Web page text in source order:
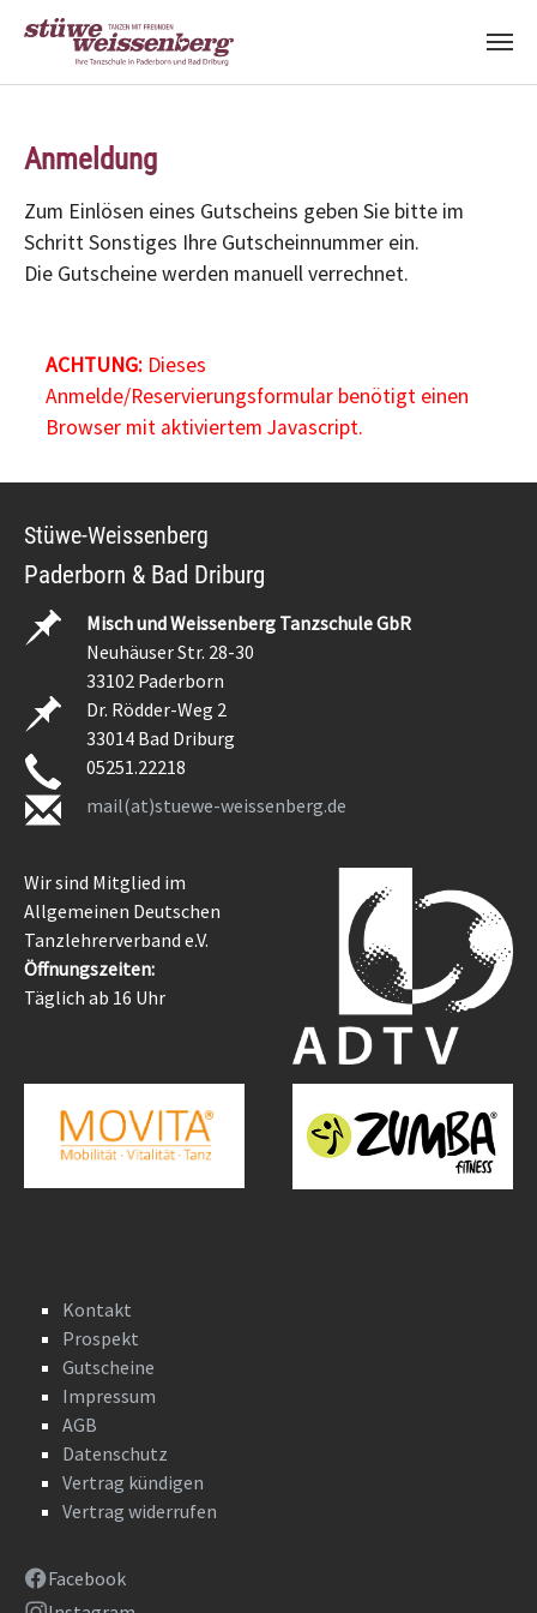
Anmeldung
Zum Einlösen eines Gutscheins geben Sie bitte im
Schritt Sonstiges Ihre Gutscheinnummer ein.
Die Gutscheine werden manuell verrechnet.
ACHTUNG:Dieses
Anmelde/Reservierungsformular benötigt einen
Browser mit aktiviertem Javascript.
Stüwe-Weissenberg
Paderborn & Bad Driburg
Misch und Weissenberg Tanzschule GbR
Neuhäuser Str. 28-30
33102 Paderborn
Dr. Rödder-Weg 2
33014 Bad Driburg
05251.22218
mail(at)stuewe-weissenberg.de
Wir sind Mitglied im
Allgemeinen Deutschen
Tanzlehrerverband e.V.
Öffnungszeiten:
Täglich ab 16 Uhr
Kontakt
Prospekt
Gutscheine
Impressum
AGB
Datenschutz
Vertrag kündigen
Vertrag widerrufen
Facebook